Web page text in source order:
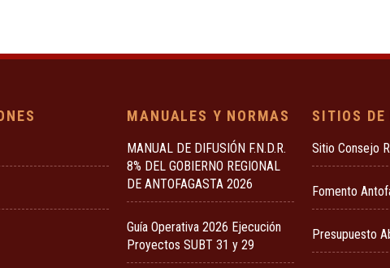
MANUALES Y NORMAS
MANUAL DE DIFUSIÓN F.N.D.R.
8% DEL GOBIERNO REGIONAL
DE ANTOFAGASTA 2026
Guía Operativa 2026 Ejecución
Proyectos SUBT 31 y 29
SITIOS DE
Sitio Consejo
Fomento
Presupuesto